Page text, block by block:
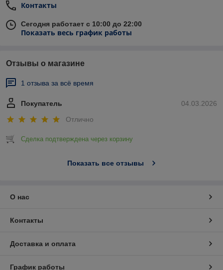
Контакты
Сегодня работает с 10:00 до 22:00
Показать весь график работы
Отзывы о магазине
1 отзыва за всё время
04.03.2026
Покупатель
Отлично
Сделка подтверждена через корзину
Показать все отзывы
О нас
Контакты
Доставка и оплата
График работы